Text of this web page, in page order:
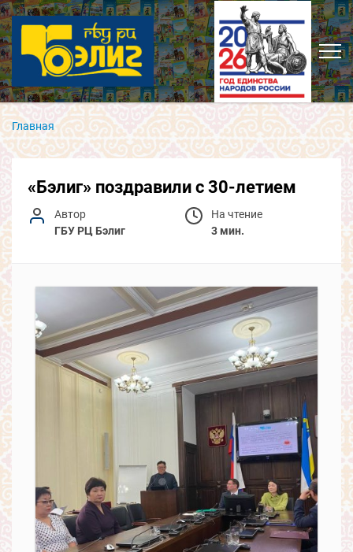
Главная
«Бэлиг» поздравили с 30-летием
Автор
ГБУ РЦ Бэлиг
На чтение
3 мин.